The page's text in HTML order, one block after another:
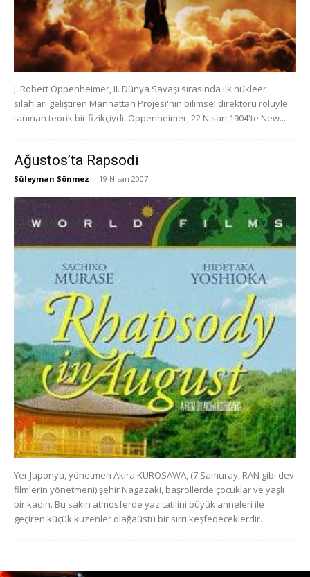
J. Robert Oppenheimer, II. Dünya Savaşı sırasında ilk nükleer
silahları geliştiren Manhattan Projesi'nin bilimsel direktörü rolüyle
tanınan teorik bir fizikçiydi. Oppenheimer, 22 Nisan 1904'te New...
Ağustos’ta Rapsodi
Süleyman Sönmez - 19 Nisan 2007
Yer Japonya, yönetmen Akira KUROSAWA, (7 Samuray, RAN gibi dev
filmlerin yönetmeni) şehir Nagazaki, başrollerde çocuklar ve yaşlı
bir kadın. Bu sakin atmosferde yaz tatilini büyük anneleri ile
geçiren küçük kuzenler olağaüstü bir sırrı keşfedeceklerdir.